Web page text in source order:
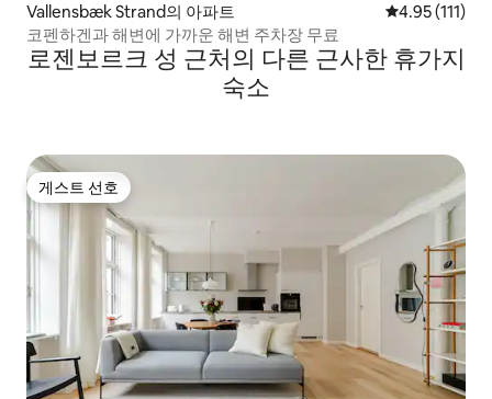
Vallensbæk Strand의 아파트 평점 4.95점(5
4.95 (111)
코펜하겐과 해변에 가까운 해변 주차장 무료
로젠보르크 성 근처의 다른 근사한 휴가지
숙소
게스트 선호
게스트 선호